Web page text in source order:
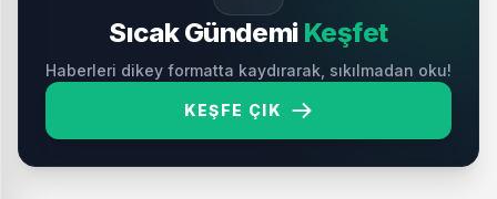
Sıcak Gündemi Keşfet
Haberleri dikey formatta kaydırarak, sıkılmadan oku!
KEŞFE ÇIK